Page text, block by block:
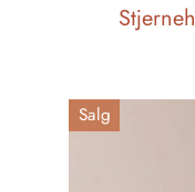
Salg